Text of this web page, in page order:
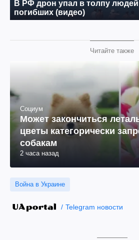
Читайте также
Социум
Может закончиться
цветы категорически
собакам
2 часа назад
Война в Украине
Telegram новости